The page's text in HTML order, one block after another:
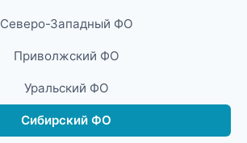
Северо-Западный ФО
Приволжский ФО
Уральский ФО
Сибирский ФО